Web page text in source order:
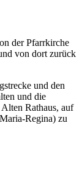
der Pfarrkirche
von dort zurück
und den
und die
Rathaus, auf
Regina) zu